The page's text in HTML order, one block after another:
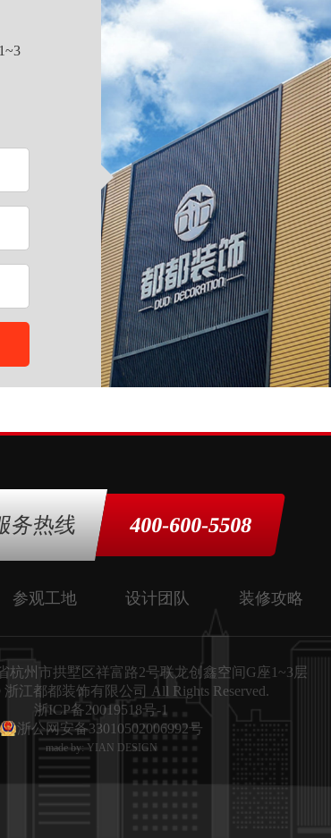
务热线 400-600-5508
参观工地 设计团队 装修攻略
杭州市拱墅区祥富路2号联龙创鑫空间G座1~3层
江都都装饰有限公司 All Rights Reserved.
浙ICP备20019518号-1
浙公网安备33010502006992号
made by: YIAN DESIGN